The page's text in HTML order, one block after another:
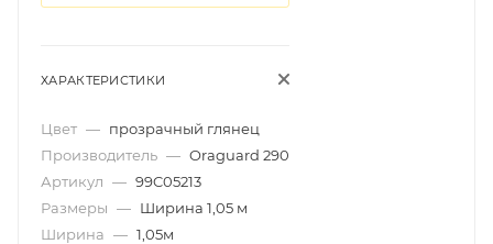
ХАРАКТЕРИСТИКИ
Цвет — прозрачный глянец
Производитель — Oraguard 290
Артикул — 99C05213
Размеры — Ширина 1,05 м
Ширина — 1,05м